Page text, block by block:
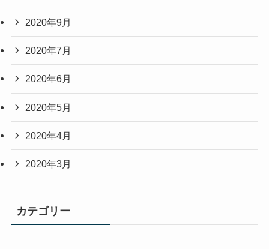
2020年9月
2020年7月
2020年6月
2020年5月
2020年4月
2020年3月
カテゴリー